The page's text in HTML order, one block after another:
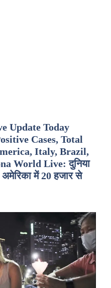
Update Today
Cases, Total
Italy, Brazil,
World Live: दुनिया
में 20 हजार से